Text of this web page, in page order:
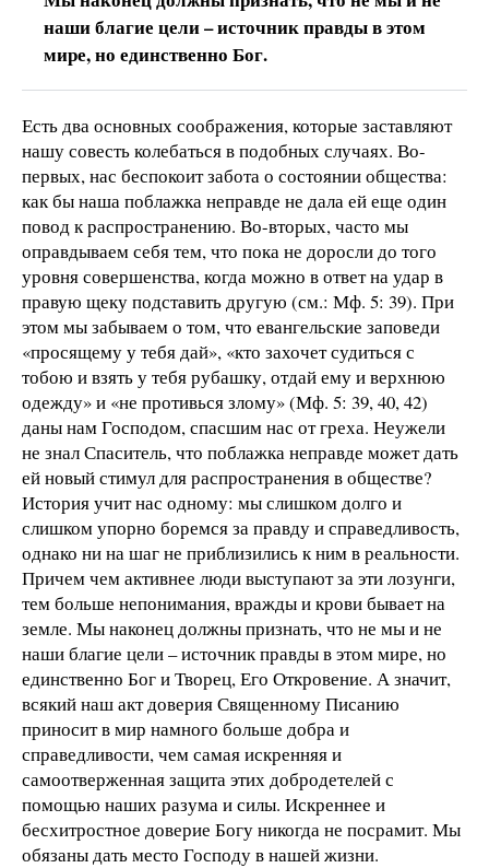
наши благие цели – источник правды в этом
мире, но единственно Бог.
Есть два основных соображения, которые заставляют
нашу совесть колебаться в подобных случаях. Во-
первых, нас беспокоит забота о состоянии общества:
как бы наша поблажка неправде не дала ей еще один
повод к распространению. Во-вторых, часто мы
оправдываем себя тем, что пока не доросли до того
уровня совершенства, когда можно в ответ на удар в
правую щеку подставить другую (см.: Мф. 5: 39). При
этом мы забываем о том, что евангельские заповеди
«просящему у тебя дай», «кто захочет судиться с
тобою и взять у тебя рубашку, отдай ему и верхнюю
одежду» и «не противься злому» (Мф. 5: 39, 40, 42)
даны нам Господом, спасшим нас от греха. Неужели
не знал Спаситель, что поблажка неправде может дать
ей новый стимул для распространения в обществе?
История учит нас одному: мы слишком долго и
слишком упорно боремся за правду и справедливость,
однако ни на шаг не приблизились к ним в реальности.
Причем чем активнее люди выступают за эти лозунги,
тем больше непонимания, вражды и крови бывает на
земле. Мы наконец должны признать, что не мы и не
наши благие цели – источник правды в этом мире, но
единственно Бог и Творец, Его Откровение. А значит,
всякий наш акт доверия Священному Писанию
приносит в мир намного больше добра и
справедливости, чем самая искренняя и
самоотверженная защита этих добродетелей с
помощью наших разума и силы. Искреннее и
бесхитростное доверие Богу никогда не посрамит. Мы
обязаны дать место Господу в нашей жизни.